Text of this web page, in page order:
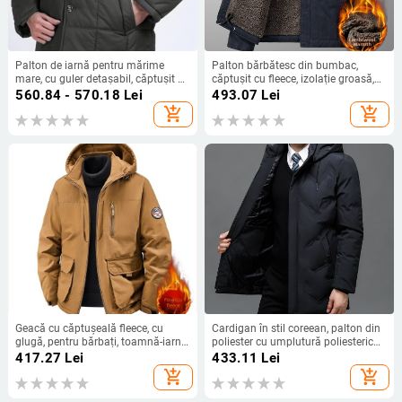
Palton de iarnă pentru mărime
mare, cu guler detașabil, căptușit cu
bumbac
560.84 - 570.18 Lei
add_shopping_cart
Palton bărbătesc din bumbac,
căptușit cu fleece, izolație groasă,
guler înalt, fermoar.
493.07 Lei
add_shopping_cart
Geacă cu căptușeală fleece, cu
glugă, pentru bărbați, toamnă-iarna,
stil casual, mărime mare
417.27 Lei
add_shopping_cart
Cardigan în stil coreean, palton din
poliester cu umplutură poliesterică,
fermoar, glugă, grosime
433.11 Lei
add_shopping_cart